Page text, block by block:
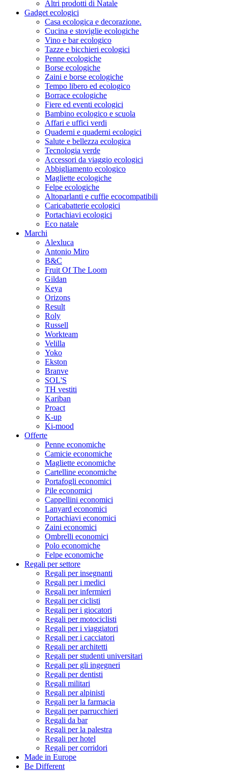
Altri prodotti di Natale
Gadget ecologici
Casa ecologica e decorazione.
Cucina e stoviglie ecologiche
Vino e bar ecologico
Tazze e bicchieri ecologici
Penne ecologiche
Borse ecologiche
Zaini e borse ecologiche
Tempo libero ed ecologico
Borrace ecologiche
Fiere ed eventi ecologici
Bambino ecologico e scuola
Affari e uffici verdi
Quaderni e quaderni ecologici
Salute e bellezza ecologica
Tecnologia verde
Accessori da viaggio ecologici
Abbigliamento ecologico
Magliette ecologiche
Felpe ecologiche
Altoparlanti e cuffie ecocompatibili
Caricabatterie ecologici
Portachiavi ecologici
Eco natale
Marchi
Alexluca
Antonio Miro
B&C
Fruit Of The Loom
Gildan
Keya
Orizons
Result
Roly
Russell
Workteam
Velilla
Yoko
Ekston
Branve
SOL'S
TH vestiti
Kariban
Proact
K-up
Ki-mood
Offerte
Penne economiche
Camicie economiche
Magliette economiche
Cartelline economiche
Portafogli economici
Pile economici
Cappellini economici
Lanyard economici
Portachiavi economici
Zaini economici
Ombrelli economici
Polo economiche
Felpe economiche
Regali per settore
Regali per insegnanti
Regali per i medici
Regali per infermieri
Regali per ciclisti
Regali per i giocatori
Regali per motociclisti
Regali per i viaggiatori
Regali per i cacciatori
Regali per architetti
Regali per studenti universitari
Regali per gli ingegneri
Regali per dentisti
Regali militari
Regali per alpinisti
Regali per la farmacia
Regali per parrucchieri
Regali da bar
Regali per la palestra
Regali per hotel
Regali per corridori
Made in Europe
Be Different